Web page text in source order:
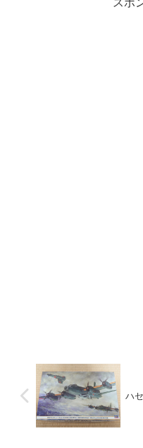
スポ
ハ